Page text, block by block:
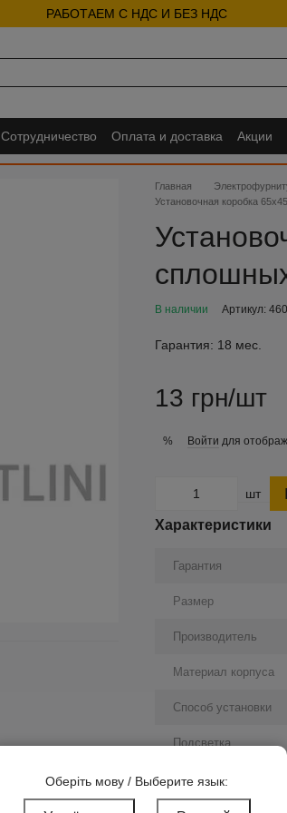
РАБОТАЕМ С НДС И БЕЗ НДС
Сотрудничество Оплата и доставка Акции
Главная
Установочная коробка
В наличии Артикул:
Гарантия: 18 мес.
13 грн/шт
% Войти для
шт
Характеристики
Гарантия
Размер
Производитель
Материал корпуса
Способ установки
Подсветка
Заземление
Оберіть мову / Выберите язык: